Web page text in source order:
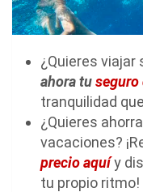
¿Quieres viajar
ahora tuseguro
tranquilidad
¿Quieres
vacaciones?
precio aquíy
tu propio ritmo!